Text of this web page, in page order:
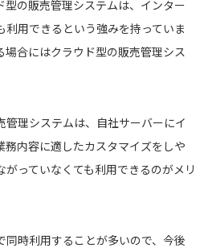
の販売管理システムは、インター
用できるという強みを持っていま
合にはクラウド型の販売管理シス
管理システムは、自社サーバーにイ
務内容に適したカスタマイズをしや
っていなくても利用できるのがメリ
同時利用することが多いので、今後